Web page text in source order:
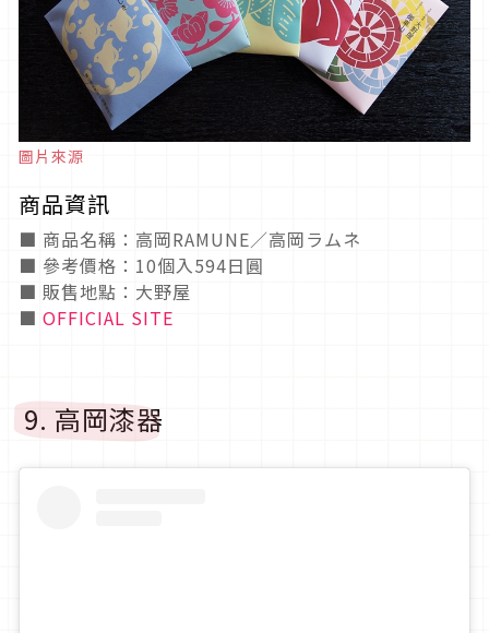
圖片來源
商品資訊
■ 商品名稱：高岡RAMUNE／高岡ラムネ
■ 參考價格：10個入594日圓
■ 販售地點：大野屋
■ OFFICIAL SITE
9. 高岡漆器